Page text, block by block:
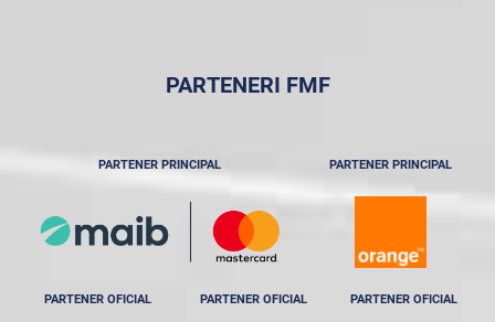
PARTENERI FMF
PARTENER PRINCIPAL PARTENER PRINCIPAL
PARTENER OFICIAL PARTENER OFICIAL PARTENER OFICIAL